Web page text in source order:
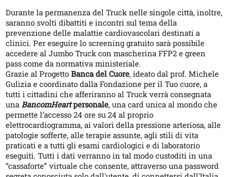
Durante la permanenza del Truck nelle singole città, inoltre,
saranno svolti dibattiti e incontri sul tema della
prevenzione delle malattie cardiovascolari destinati a
clinici. Per eseguire lo screening gratuito sarà possibile
accedere al Jumbo Truck con mascherina FFP2 e green
pass come da normativa ministeriale.
Grazie al ProgettoBanca del Cuore, ideato dal prof. Michele
Gulizia e coordinato dalla Fondazione per il Tuo cuore, a
tutti i cittadini che afferiranno al Truck verrà consegnata
unaBancomHeartpersonale, una card unica al mondo che
permette l’accesso 24 ore su 24 al proprio
elettrocardiogramma, ai valori della pressione arteriosa, alle
patologie sofferte, alle terapie assunte, agli stili di vita
praticati e a tutti gli esami cardiologici e di laboratorio
eseguiti. Tutti i dati verranno in tal modo custoditi in una
“cassaforte” virtuale che consente, attraverso una password